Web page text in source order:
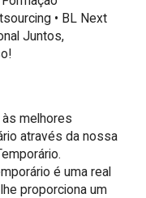
• BL Next
Juntos,
melhores
através da nossa
é uma real
proporciona um